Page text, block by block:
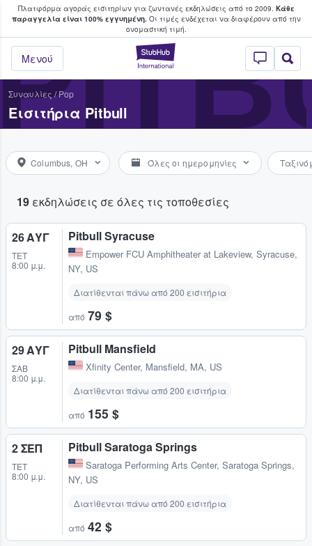
Πλατφόρμα αγοράς εισιτηρίων για ζωντανές εκδηλώσεις από το 2009. Κάθε
παραγγελία είναι 100% εγγυημένη.Οι τιμές ενδέχεται να διαφέρουν από την
oνομαστική τιμή.
StubHub - Όπου
Μενού
φαν αγοράζουν και πουλούν
Συναυλίες /Pop
Εισιτήρια Pitbull
Columbus, OH Όλες οι ημερομηνίες
19 εκδηλώσεις σε όλες τις τοποθεσίες
26 ΑΥΓ
ΤΕΤ
8:00 μ.μ.
Pitbull Syracuse
Empower FCU Amphitheater at Lakeview, Syracuse,
NY, US
Διατίθενται πάνω από 200 εισιτήρια
από 79 $
29 ΑΥΓ
ΣΆΒ
8:00 μ.μ.
Pitbull Mansfield
Xfinity Center, Mansfield, MA, US
Διατίθενται πάνω από 200 εισιτήρια
από 155 $
2 ΣΕΠ
ΤΕΤ
8:00 μ.μ.
Pitbull Saratoga Springs
Saratoga Performing Arts Center, Saratoga Springs,
NY, US
Διατίθενται πάνω από 200 εισιτήρια
από 42 $